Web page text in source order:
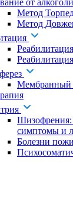
от
Метод
Метод
Мембранный
Шизофрения:
симптомы и
Болезни